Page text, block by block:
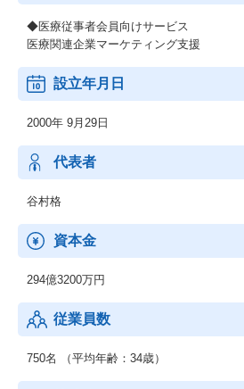
◆医療従事者会員向けサービス
医療関連企業マーケティング支援
設立年月日
2000年 9月29日
代表者
谷村格
資本金
294億3200万円
従業員数
750名 （平均年齢：34歳）